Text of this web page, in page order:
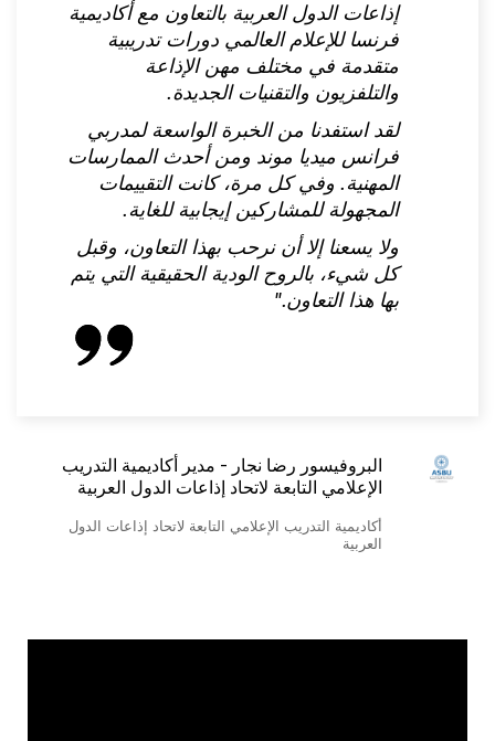
إذاعات الدول العربية بالتعاون مع أكاديمية
فرنسا للإعلام العالمي دورات تدريبية
متقدمة في مختلف مهن الإذاعة
والتلفزيون والتقنيات الجديدة.
لقد استفدنا من الخبرة الواسعة لمدربي
فرانس ميديا ​​موند ومن أحدث الممارسات
المهنية. وفي كل مرة، كانت التقييمات
المجهولة للمشاركين إيجابية للغاية.
ولا يسعنا إلا أن نرحب بهذا التعاون، وقبل
كل شيء، بالروح الودية الحقيقية التي يتم
بها هذا التعاون."
البروفيسور رضا نجار - مدير أكاديمية التدريب
الإعلامي التابعة لاتحاد إذاعات الدول العربية
أكاديمية التدريب الإعلامي التابعة لاتحاد إذاعات الدول
العربية